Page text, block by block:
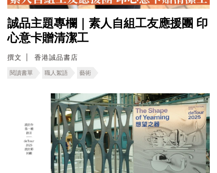
誠品主題專欄｜素人自組工友應援團 印
心意卡贈清潔工
撰文 香港誠品書店
閱讀書單 職人絮語 藝術